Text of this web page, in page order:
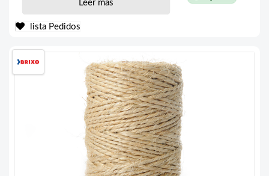
Leer más
lista Pedidos